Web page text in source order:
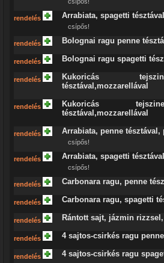
rendelés Arrabiata, spagetti
csípős!
rendelés Bolognai ragu penne
rendelés Bolognai ragu spagetti
rendelés
Kukoricás
tésztával,mozzarellával
rendelés
Kukoricás
tésztával,mozzarellával
rendelés Arrabiata, penne tésztával,
csípős!
rendelés Arrabiata, spagetti
csípős!
rendelés Carbonara ragu, penne
rendelés Carbonara ragu, spagetti
rendelés Rántott sajt, jázmin
rendelés 4 sajtos-csirkés ragu
rendelés 4 sajtos-csirkés ragu